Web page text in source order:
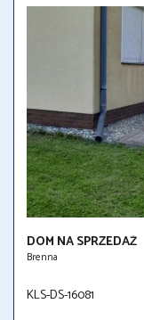
DOM NA SPRZEDAŻ
Brenna
KLS-DS-16081